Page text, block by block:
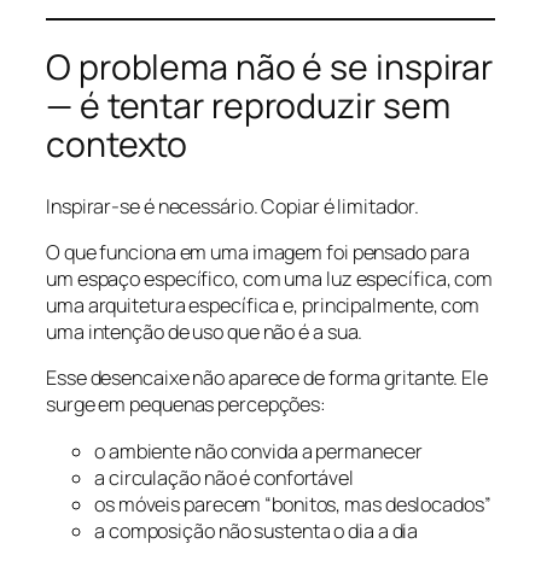
O problema não é se inspirar
— é tentar reproduzir sem
contexto
Inspirar-se é necessário. Copiar é limitador.
O que funciona em uma imagem foi pensado para
um espaço específico, com uma luz específica, com
uma arquitetura específica e, principalmente, com
uma intenção de uso que não é a sua.
Esse desencaixe não aparece de forma gritante. Ele
surge em pequenas percepções:
o ambiente não convida a permanecer
a circulação não é confortável
os móveis parecem “bonitos, mas deslocados”
a composição não sustenta o dia a dia